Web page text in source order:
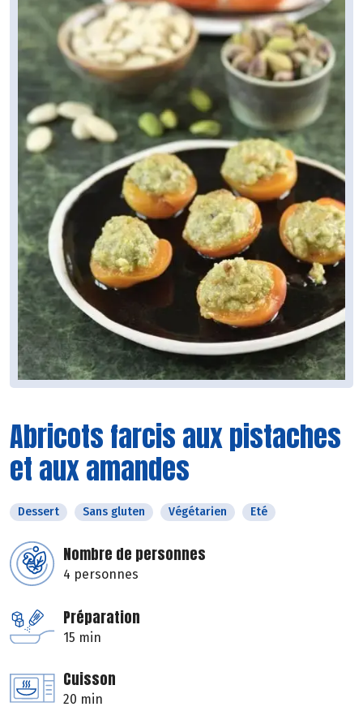
Abricots farcis aux pistaches
et aux amandes
Dessert Sans gluten Végétarien Eté
Nombre de personnes
4 personnes
Préparation
15 min
Cuisson
20 min